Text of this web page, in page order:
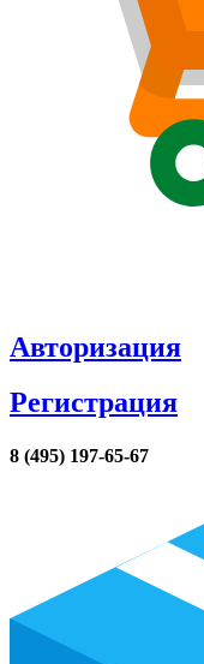
Авторизация
Регистрация
8 (495) 197-65-67